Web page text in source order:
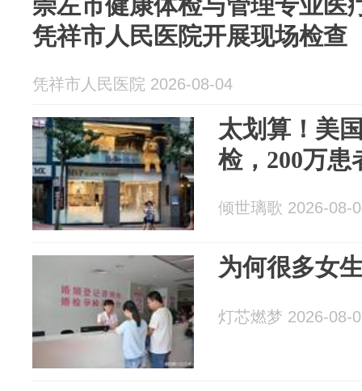
崇左市健康体检与管理专业医
凭祥市人民医院开展现场检查
凭祥市人民医院 2026-08-04
太划算！美
检，200万患
倾世璃歌 2026-08-
为何很多女
灯芯燃梦 2026-08-